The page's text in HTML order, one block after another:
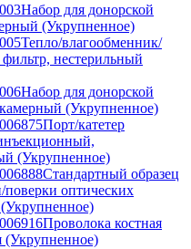
Набор для донорской
(Укрупненное)
Тепло/влагообменник/
нестерильный
Набор для донорской
(Укрупненное)
Порт/катетер
(Укрупненное)
Стандартный образец
поверки оптических
Проволока костная
(Укрупненное)